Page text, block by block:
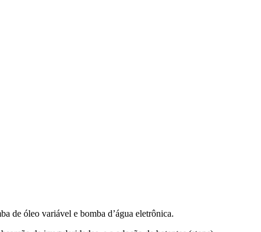
de óleo variável e bomba d’água eletrônica.